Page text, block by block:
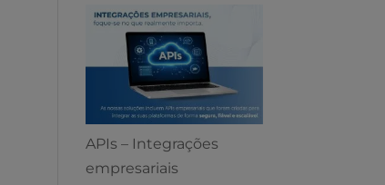
APIs – Integrações
empresariais